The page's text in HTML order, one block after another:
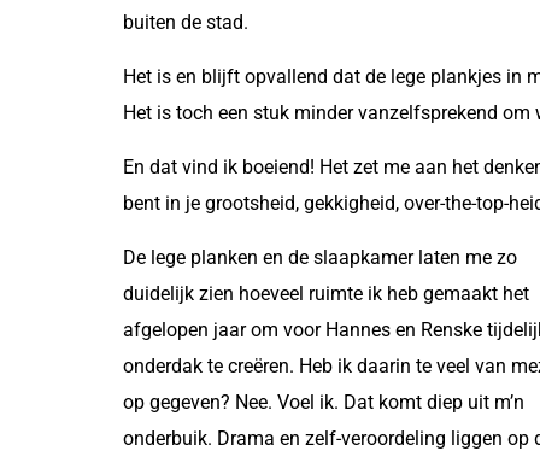
buiten de stad.
Het is en blijft opvallend dat de lege plankjes in
Het is toch een stuk minder vanzelfsprekend
En dat vind ik boeiend! Het zet me aan het
bent in je grootsheid, gekkigheid, over-the-top-
De lege planken en de slaapkamer laten me zo
duidelijk zien hoeveel ruimte ik heb gemaakt het
afgelopen jaar om voor Hannes en Renske
onderdak te creëren. Heb ik daarin te veel van
op gegeven? Nee. Voel ik. Dat komt diep uit m’n
onderbuik. Drama en zelf-veroordeling liggen op